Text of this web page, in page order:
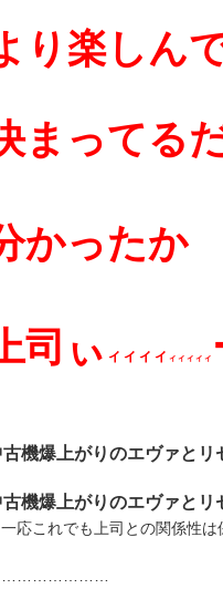
り楽しん
まってる
かったか
司ぃ ィィィィ ィィィィィ
古機爆上がりのエヴァとリ
古機爆上がりのエヴァとリ
応これでも上司との関係性は